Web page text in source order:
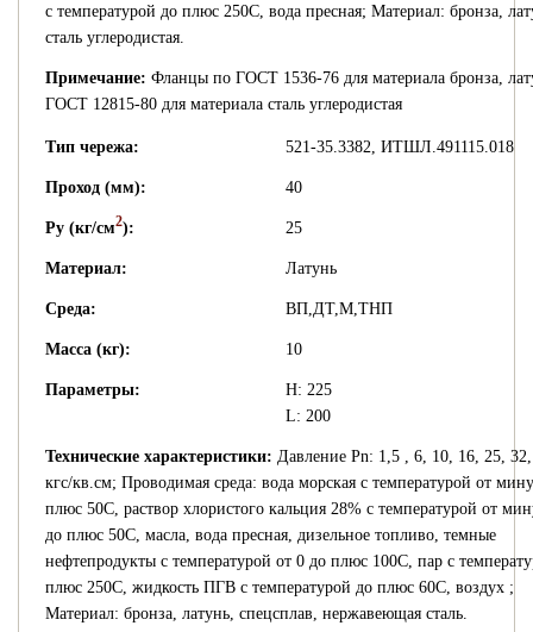
с температурой до плюс 250С, вода пресная; Материал: бронза,
сталь углеродистая.
Примечание: Фланцы по ГОСТ 1536-76 для материала бронза,
ГОСТ 12815-80 для материала сталь углеродистая
Тип чережа: 521-35.3382, ИТШЛ.491115.018
Проход (мм): 40
Py (кг/см2): 25
Материал: Латунь
Среда: ВП,ДТ,М,ТНП
Масса (кг): 10
Параметры:
H: 225
L: 200
Технические характеристики: Давление Pn: 1,5 , 6, 10, 16, 25,
кгс/кв.см; Проводимая среда: вода морская с температурой от
плюс 50С, раствор хлористого кальция 28% с температурой от
до плюс 50С, масла, вода пресная, дизельное топливо, темные
нефтепродукты с температурой от 0 до плюс 100С, пар с
плюс 250С, жидкость ПГВ с температурой до плюс 60С, воздух ;
Материал: бронза, латунь, спецсплав, нержавеющая сталь.